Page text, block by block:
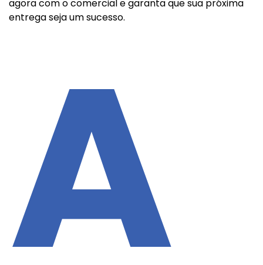
agora com o comercial e garanta que sua próxima
entrega seja um sucesso.
A